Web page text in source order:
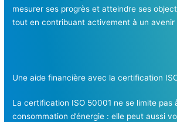
mesurer ses progrès et atteindre ses
tout en contribuant activement à un avenir
Une aide financière avec la certification
La certification ISO 50001 ne se limite pas
consommation d’énergie : elle peut aussi